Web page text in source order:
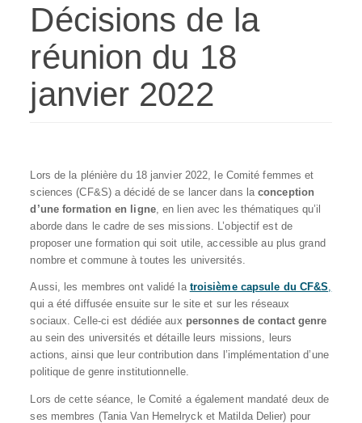
Décisions de la
réunion du 18
janvier 2022
Lors de la plénière du 18 janvier 2022, le Comité femmes et
sciences (CF&S) a décidé de se lancer dans laconception
d’une formation en ligne, en lien avec les thématiques qu’il
aborde dans le cadre de ses missions. L’objectif est de
proposer une formation qui soit utile, accessible au plus grand
nombre et commune à toutes les universités.
Aussi, les membres ont validé la troisième capsule du CF&S,
qui a été diffusée ensuite sur le site et sur les réseaux
sociaux. Celle-ci est dédiée aux personnes de contact genre
au sein des universités et détaille leurs missions, leurs
actions, ainsi que leur contribution dans l’implémentation d’une
politique de genre institutionnelle.
Lors de cette séance, le Comité a également mandaté deux de
ses membres (Tania Van Hemelryck et Matilda Delier) pour